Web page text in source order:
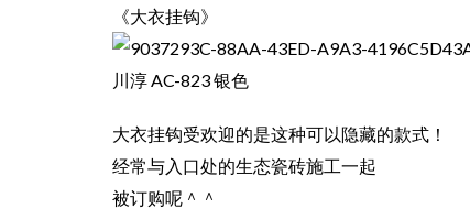
《大衣挂钩》
川淳 AC-823 银色
大衣挂钩受欢迎的是这种可以隐藏的款式！
经常与入口处的生态瓷砖施工一起
被订购呢＾＾